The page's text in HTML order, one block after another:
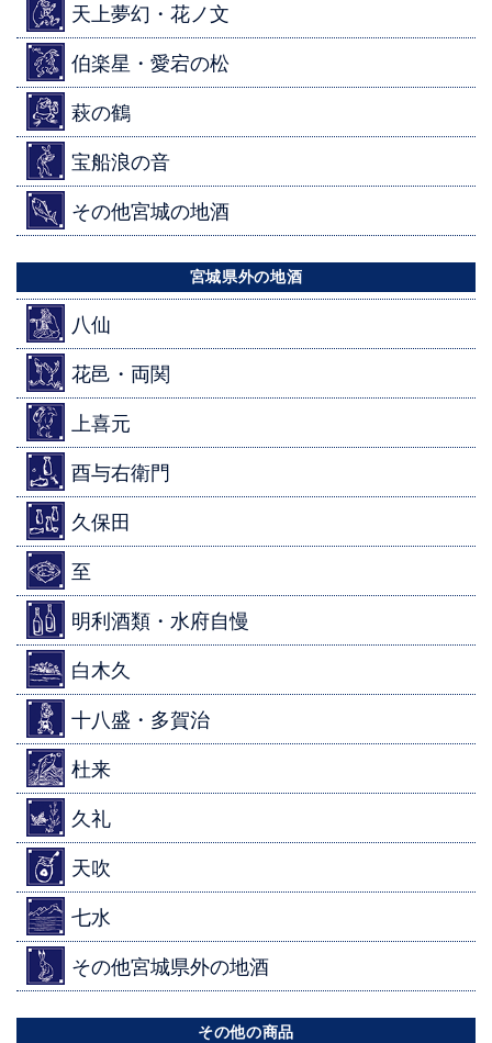
天上夢幻・花ノ文
伯楽星・愛宕の松
萩の鶴
宝船浪の音
その他宮城の地酒
宮城県外の地酒
八仙
花邑・両関
上喜元
酉与右衛門
久保田
至
明利酒類・水府自慢
白木久
十八盛・多賀治
杜来
久礼
天吹
七水
その他宮城県外の地酒
その他の商品